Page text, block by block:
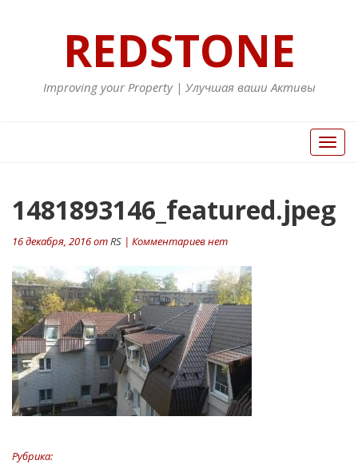
REDSTONE
Improving your Property | Улучшая ваши Активы
Вкл/
Выкл
1481893146_featured.jpeg
16 декабря, 2016 отRS | Комментариев нет
Рубрика: